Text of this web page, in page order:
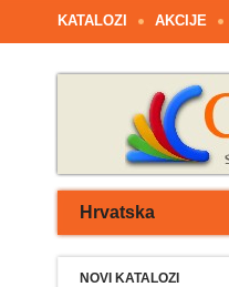
KATALOZI AKCIJE
Hrvatska
NOVI KATALOZI